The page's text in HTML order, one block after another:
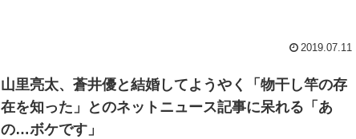
2019.07.11
山里亮太、蒼井優と結婚してようやく「物干し竿の存
在を知った」とのネットニュース記事に呆れる「あ
の…ボケです」